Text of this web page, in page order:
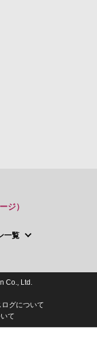
ジ）
一覧
Co., Ltd.
グについて
て